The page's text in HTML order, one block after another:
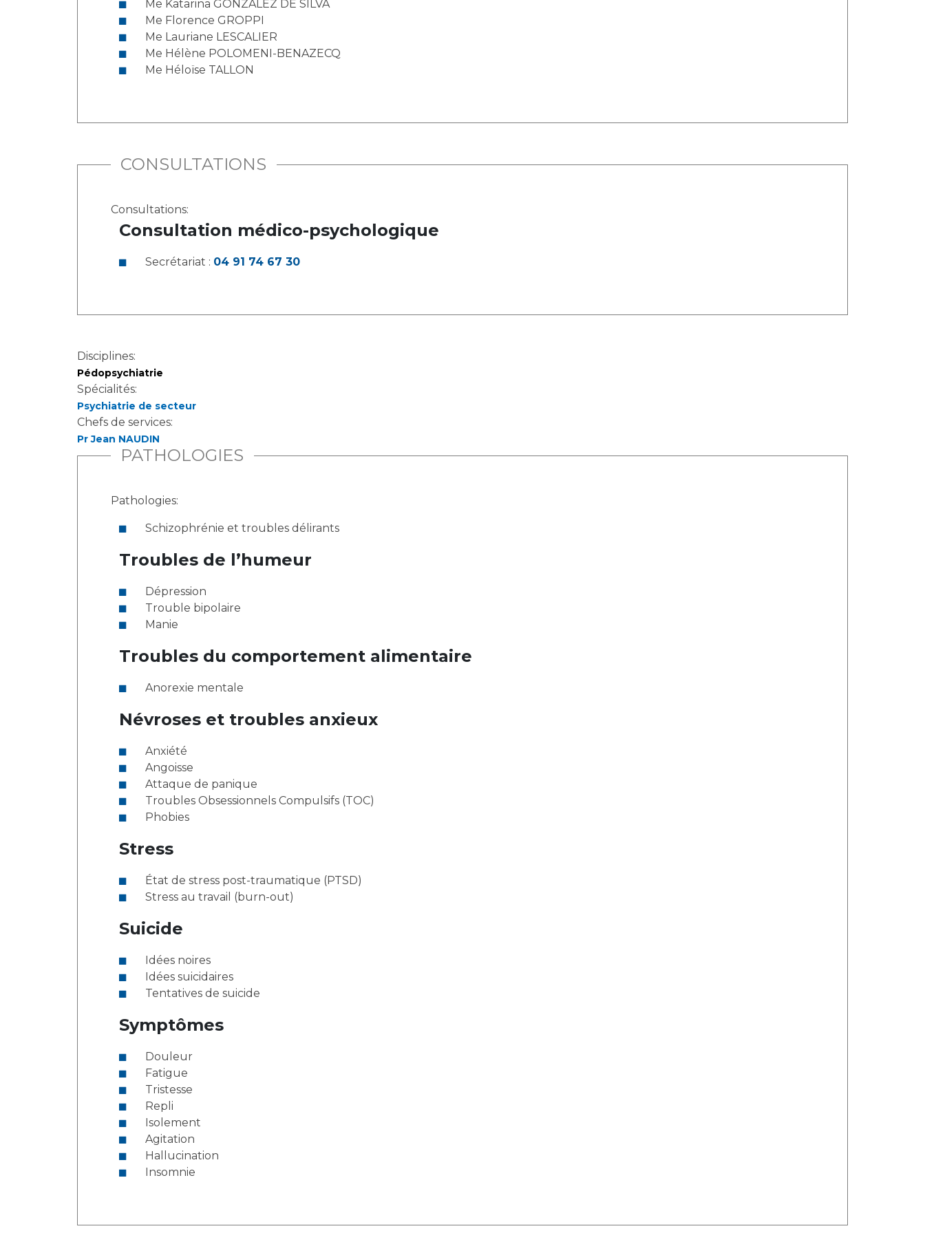
Me Katarina GONZALEZ DE SILVA
Me Florence GROPPI
Me Lauriane LESCALIER
Me Hélène POLOMENI-BENAZECQ
Me Héloïse TALLON
CONSULTATIONS
Consultations:
Consultation médico-psychologique
Secrétariat : 04 91 74 67 30
Disciplines:
Pédopsychiatrie
Spécialités:
Psychiatrie de secteur
Chefs de services:
Pr Jean NAUDIN
PATHOLOGIES
Pathologies:
Schizophrénie et troubles délirants
Troubles de l’humeur
Dépression
Trouble bipolaire
Manie
Troubles du comportement alimentaire
Anorexie mentale
Névroses et troubles anxieux
Anxiété
Angoisse
Attaque de panique
Troubles Obsessionnels Compulsifs (TOC)
Phobies
Stress
État de stress post-traumatique (PTSD)
Stress au travail (burn-out)
Suicide
Idées noires
Idées suicidaires
Tentatives de suicide
Symptômes
Douleur
Fatigue
Tristesse
Repli
Isolement
Agitation
Hallucination
Insomnie